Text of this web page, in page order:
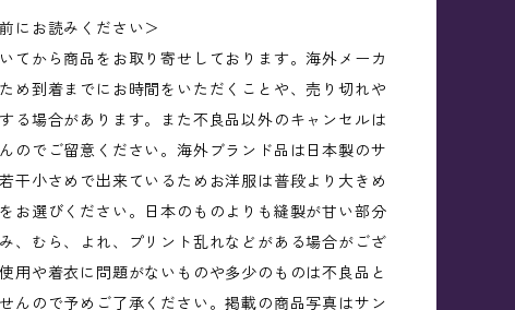
にお読みください＞
てから商品をお取り寄せしております。海外メーカ
め到着までにお時間をいただくことや、売り切れや
る場合があります。また不良品以外のキャンセルは
のでご留意ください。海外ブランド品は日本製のサ
干小さめで出来ているためお洋服は普段より大きめ
お選びください。日本のものよりも縫製が甘い部分
、むら、よれ、プリント乱れなどがある場合がござ
用や着衣に問題がないものや多少のものは不良品と
んので予めご了承ください。掲載の商品写真はサン